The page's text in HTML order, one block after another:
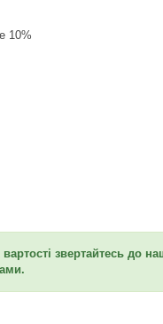
10%
звертайтесь до